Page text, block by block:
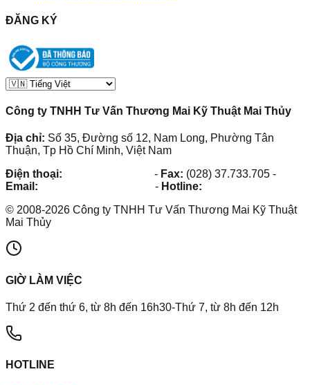
ĐĂNG KÝ
Công ty TNHH Tư Vấn Thương Mai Kỹ Thuật Mai Thủy
Địa chỉ: Số 35, Đường số 12, Nam Long, Phường Tân
Thuận, Tp Hồ Chí Minh, Việt Nam
Điện thoại:
- Fax: (028) 37.733.705 -
Email:
- Hotline:
© 2008-2026 Công ty TNHH Tư Vấn Thương Mai Kỹ Thuật
Mai Thủy
GIỜ LÀM VIỆC
Thứ 2 đến thứ 6, từ 8h đến 16h30-Thứ 7, từ 8h đến 12h
HOTLINE